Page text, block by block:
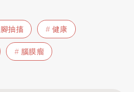
抽搐
健康
腦膜瘤